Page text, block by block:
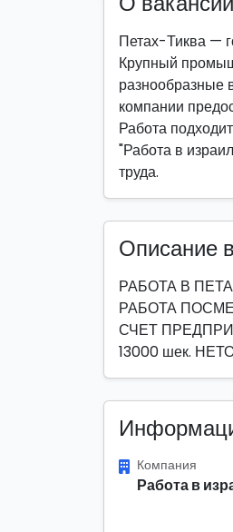
Петах-Тиква —
Крупный
разнообразные
компании
Работа
"Работа в
труда.
Описание
РАБОТА В
РАБОТА
СЧЕТ
13000 шек.
Компания
Работа в